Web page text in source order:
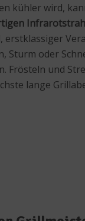
kühler wird,
Sturm oder
Frösteln und
lange